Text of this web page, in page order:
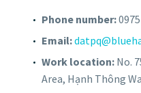
Phone number:
Email:
Work location: No.
Area, Hạnh Thông